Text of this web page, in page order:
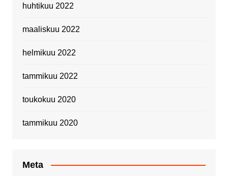
huhtikuu 2022
maaliskuu 2022
helmikuu 2022
tammikuu 2022
toukokuu 2020
tammikuu 2020
Meta